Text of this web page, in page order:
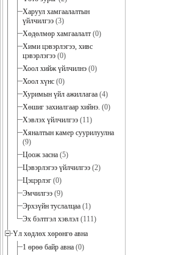
Харуул хамгаалалтын
үйлчилгээ (3)
Хөдөлмөр хамгаалалт (0)
Хими цэвэрлэгээ, хивс
цэвэрлэгээ (0)
Хоол хийж үйлчилнэ (0)
Хоол хүнс (0)
Хуримын үйл ажиллагаа (4)
Хөшиг захиалгаар хийнэ. (0)
Хэвлэх үйлчилгээ (11)
Хяналтын камер суурилуулна
(9)
Цоож засна (5)
Цэвэрлэгээ үйлчилгээ (2)
Цэцэрлэг (0)
Эмчилгээ (9)
Эрхзүйн туслалцаа (1)
Эх бэлтгэл хэвлэл (111)
Үл хөдлөх хөрөнгө авна
1 өрөө байр авна (0)